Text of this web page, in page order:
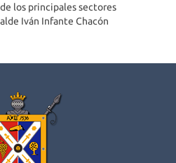
los principales sectores
Iván Infante Chacón